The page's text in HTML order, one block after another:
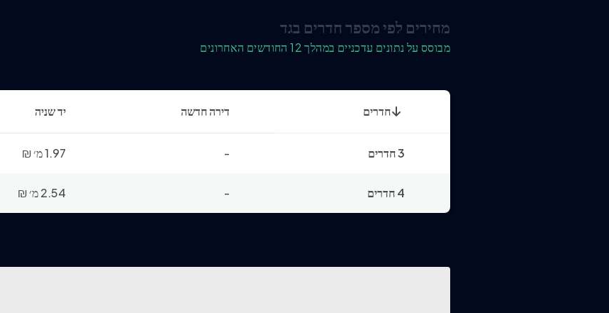
מחירים לפי מספר חדרים בגד
מבוסס על נתונים עדכניים במהלך 12 החודשים האחרונים
חדרים דירה חדשה יד שניה
3 חדרים - 1.97 מ׳ ₪
4 חדרים - 2.54 מ׳ ₪